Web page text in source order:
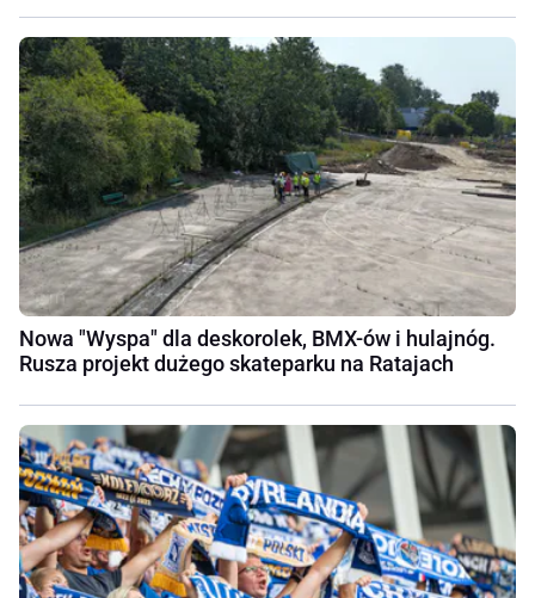
Nowa "Wyspa" dla deskorolek, BMX-ów i hulajnóg.
Rusza projekt dużego skateparku na Ratajach